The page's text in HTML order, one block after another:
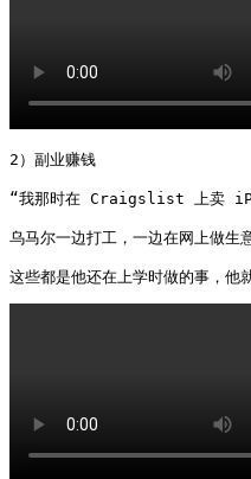
2）副业赚钱
“我那时在 Craigslist 上卖
乌马尔一边打工，一边在网上做生
这些都是他还在上学时做的事，他